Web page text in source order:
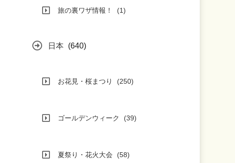
旅の裏ワザ情報！ (1)
日本 (640)
お花見・桜まつり (250)
ゴールデンウィーク (39)
夏祭り・花火大会 (58)